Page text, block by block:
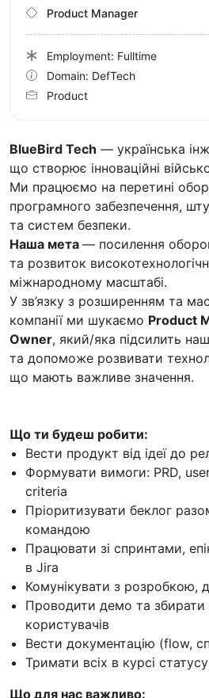
BlueBird Tech — українська
що створює інноваційні
Ми працюємо на перетині
програмного забезпечення,
та систем безпеки.
Наша мета — посилення
та розвиток
міжнародному масштабі.
У зв’язку з розширенням та
компанії ми шукаємо Product
Owner, який/яка підсилить
та допоможе розвивати
що мають важливе значення.
Що ти будеш робити:
Вести продукт від ідеї до
Формувати вимоги: PRD,
criteria
Пріоритизувати беклог
командою
Працювати зі спринтами,
в Jira
Комунікувати з розробкою,
Проводити демо та збирати
користувачів
Вести документацію (flow,
Тримати всіх в курсі
Що для нас важливо:
Product Manager
Employment: Fulltime
Domain: DefTech
Product